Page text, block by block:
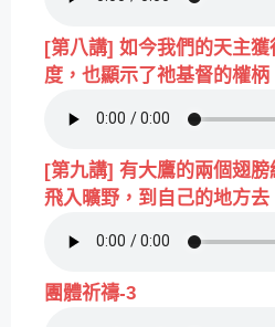
[第八講] 如今我們的天主獲
度，也顯示了祂基督的權
[第九講] 有大鷹的兩個翅
飛入曠野，到自己的地方
團體祈禱-3